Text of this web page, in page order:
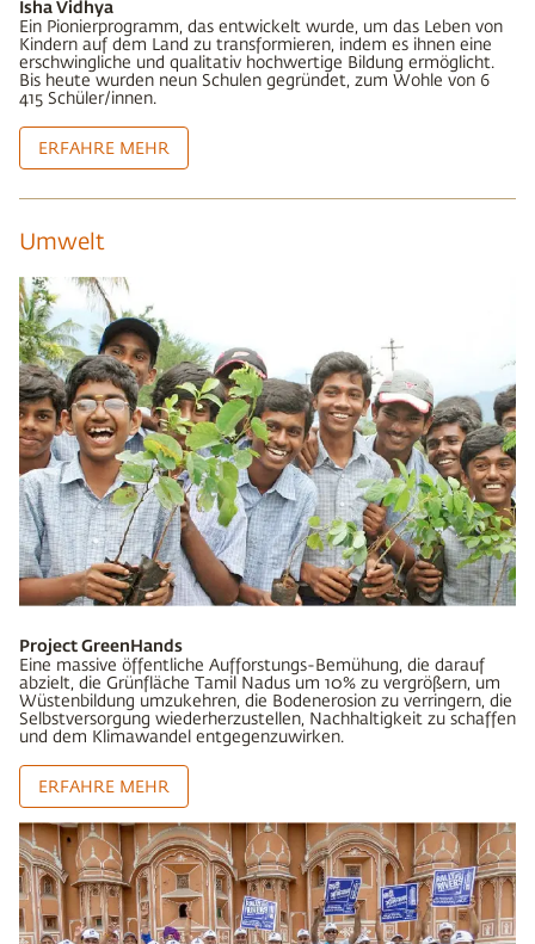
Isha Vidhya
Ein Pionierprogramm, das entwickelt wurde, um das Leben von
Kindern auf dem Land zu transformieren, indem es ihnen eine
erschwingliche und qualitativ hochwertige Bildung ermöglicht.
Bis heute wurden neun Schulen gegründet, zum Wohle von 6
415 Schüler/innen.
ERFAHRE MEHR
Umwelt
Project GreenHands
Eine massive öffentliche Aufforstungs-Bemühung, die darauf
abzielt, die Grünfläche Tamil Nadus um 10% zu vergrößern, um
Wüstenbildung umzukehren, die Bodenerosion zu verringern, die
Selbstversorgung wiederherzustellen, Nachhaltigkeit zu schaffen
und dem Klimawandel entgegenzuwirken.
ERFAHRE MEHR